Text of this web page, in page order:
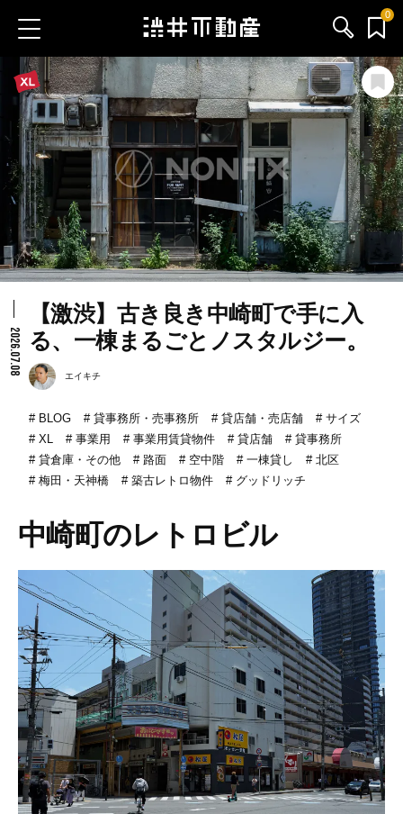
0
お気に入り物件 お問い合わせ
ブログ
サービス内容
渋井不動産のメンバー
会社情報
2026.07.08
【激渋】古き良き中崎町で手に入
る、一棟まるごとノスタルジー。
エイキチ
BLOG 貸事務所・売事務所 貸店舗・売店舗
サイズ
XL
事業用 事業用賃貸物件 貸店舗
貸事務所
貸倉庫・その他
路面 空中階 一棟貸し
北区
梅田・天神橋
築古レトロ物件 グッドリッチ
中崎町のレトロビル